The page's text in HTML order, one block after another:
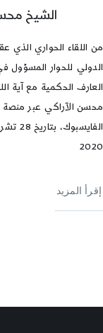
الشيخ
من اللقاء الحواري الذي
الدولي للحوار المسؤول
العارف الحكمية مع آية
محسن الآراكي عبر منصة
الفايسبوك،
2020
إقرأ المزيد